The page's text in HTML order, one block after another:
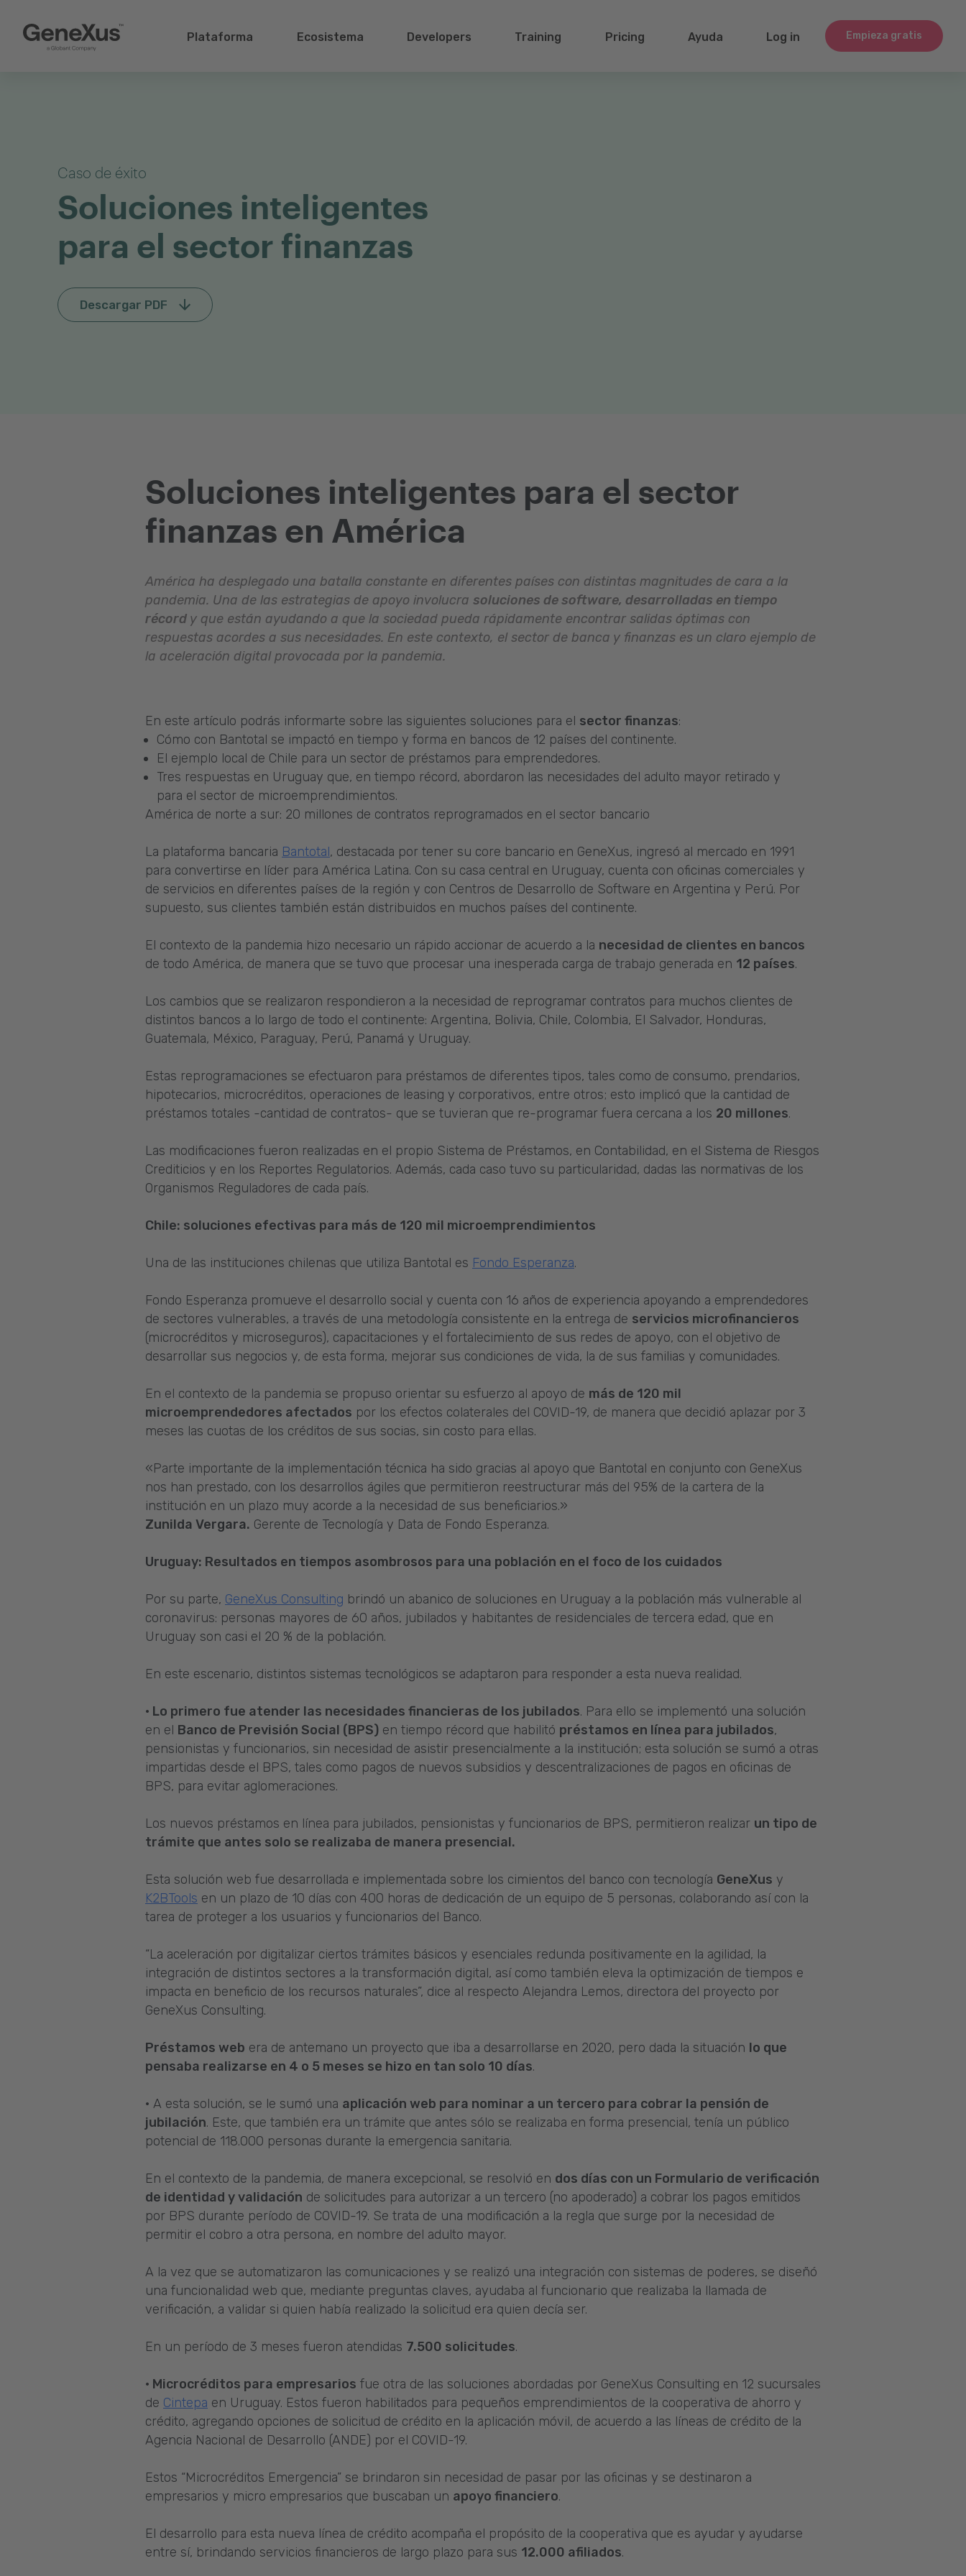
Empieza gratis
Plataforma Ecosistema Developers Training Pricing Ayuda Log in
Caso de éxito
Soluciones inteligentes
para el sector finanzas
Descargar PDF
Soluciones inteligentes para el sector
finanzas en América
América ha desplegado una batalla constante en diferentes países con distintas magnitudes de cara a la
pandemia. Una de las estrategias de apoyo involucra soluciones de software, desarrolladas en tiempo
récord y que están ayudando a que la sociedad pueda rápidamente encontrar salidas óptimas con
respuestas acordes a sus necesidades. En este contexto, el sector de banca y finanzas es un claro ejemplo de
la aceleración digital provocada por la pandemia.
En este artículo podrás informarte sobre las siguientes soluciones para el sector finanzas:
Cómo con Bantotal se impactó en tiempo y forma en bancos de 12 países del continente.
El ejemplo local de Chile para un sector de préstamos para emprendedores.
Tres respuestas en Uruguay que, en tiempo récord, abordaron las necesidades del adulto mayor retirado y
para el sector de microemprendimientos.
América de norte a sur: 20 millones de contratos reprogramados en el sector bancario
La plataforma bancaria Bantotal, destacada por tener su core bancario en GeneXus, ingresó al mercado en 1991
para convertirse en líder para América Latina. Con su casa central en Uruguay, cuenta con oficinas comerciales y
de servicios en diferentes países de la región y con Centros de Desarrollo de Software en Argentina y Perú. Por
supuesto, sus clientes también están distribuidos en muchos países del continente.
El contexto de la pandemia hizo necesario un rápido accionar de acuerdo a la necesidad de clientes en bancos
de todo América, de manera que se tuvo que procesar una inesperada carga de trabajo generada en 12 países.
Los cambios que se realizaron respondieron a la necesidad de reprogramar contratos para muchos clientes de
distintos bancos a lo largo de todo el continente: Argentina, Bolivia, Chile, Colombia, El Salvador, Honduras,
Guatemala, México, Paraguay, Perú, Panamá y Uruguay.
Estas reprogramaciones se efectuaron para préstamos de diferentes tipos, tales como de consumo, prendarios,
hipotecarios, microcréditos, operaciones de leasing y corporativos, entre otros; esto implicó que la cantidad de
préstamos totales -cantidad de contratos- que se tuvieran que re-programar fuera cercana a los 20 millones.
Las modificaciones fueron realizadas en el propio Sistema de Préstamos, en Contabilidad, en el Sistema de Riesgos
Crediticios y en los Reportes Regulatorios. Además, cada caso tuvo su particularidad, dadas las normativas de los
Organismos Reguladores de cada país.
Chile: soluciones efectivas para más de 120 mil microemprendimientos
Una de las instituciones chilenas que utiliza Bantotal es Fondo Esperanza.
Fondo Esperanza promueve el desarrollo social y cuenta con 16 años de experiencia apoyando a emprendedores
de sectores vulnerables, a través de una metodología consistente en la entrega de servicios microfinancieros
(microcréditos y microseguros), capacitaciones y el fortalecimiento de sus redes de apoyo, con el objetivo de
desarrollar sus negocios y, de esta forma, mejorar sus condiciones de vida, la de sus familias y comunidades.
En el contexto de la pandemia se propuso orientar su esfuerzo al apoyo de más de 120 mil
microemprendedores afectados por los efectos colaterales del COVID-19, de manera que decidió aplazar por 3
meses las cuotas de los créditos de sus socias, sin costo para ellas.
«Parte importante de la implementación técnica ha sido gracias al apoyo que Bantotal en conjunto con GeneXus
nos han prestado, con los desarrollos ágiles que permitieron reestructurar más del 95% de la cartera de la
institución en un plazo muy acorde a la necesidad de sus beneficiarios.»
Zunilda Vergara. Gerente de Tecnología y Data de Fondo Esperanza.
Uruguay: Resultados en tiempos asombrosos para una población en el foco de los cuidados
Por su parte, GeneXus Consulting brindó un abanico de soluciones en Uruguay a la población más vulnerable al
coronavirus: personas mayores de 60 años, jubilados y habitantes de residenciales de tercera edad, que en
Uruguay son casi el 20 % de la población.
En este escenario, distintos sistemas tecnológicos se adaptaron para responder a esta nueva realidad.
· Lo primero fue atender las necesidades financieras de los jubilados. Para ello se implementó una solución
en el Banco de Previsión Social (BPS) en tiempo récord que habilitó préstamos en línea para jubilados,
pensionistas y funcionarios, sin necesidad de asistir presencialmente a la institución; esta solución se sumó a otras
impartidas desde el BPS, tales como pagos de nuevos subsidios y descentralizaciones de pagos en oficinas de
BPS, para evitar aglomeraciones.
Los nuevos préstamos en línea para jubilados, pensionistas y funcionarios de BPS, permitieron realizar un tipo de
trámite que antes solo se realizaba de manera presencial.
Esta solución web fue desarrollada e implementada sobre los cimientos del banco con tecnología GeneXus y
K2BTools en un plazo de 10 días con 400 horas de dedicación de un equipo de 5 personas, colaborando así con la
tarea de proteger a los usuarios y funcionarios del Banco.
“La aceleración por digitalizar ciertos trámites básicos y esenciales redunda positivamente en la agilidad, la
integración de distintos sectores a la transformación digital, así como también eleva la optimización de tiempos e
impacta en beneficio de los recursos naturales”, dice al respecto Alejandra Lemos, directora del proyecto por
GeneXus Consulting.
Préstamos web era de antemano un proyecto que iba a desarrollarse en 2020, pero dada la situación lo que
pensaba realizarse en 4 o 5 meses se hizo en tan solo 10 días.
· A esta solución, se le sumó una aplicación web para nominar a un tercero para cobrar la pensión de
jubilación. Este, que también era un trámite que antes sólo se realizaba en forma presencial, tenía un público
potencial de 118.000 personas durante la emergencia sanitaria.
En el contexto de la pandemia, de manera excepcional, se resolvió en dos días con un Formulario de verificación
de identidad y validación de solicitudes para autorizar a un tercero (no apoderado) a cobrar los pagos emitidos
por BPS durante período de COVID-19. Se trata de una modificación a la regla que surge por la necesidad de
permitir el cobro a otra persona, en nombre del adulto mayor.
A la vez que se automatizaron las comunicaciones y se realizó una integración con sistemas de poderes, se diseñó
una funcionalidad web que, mediante preguntas claves, ayudaba al funcionario que realizaba la llamada de
verificación, a validar si quien había realizado la solicitud era quien decía ser.
En un período de 3 meses fueron atendidas 7.500 solicitudes.
· Microcréditos para empresarios fue otra de las soluciones abordadas por GeneXus Consulting en 12 sucursales
de Cintepa en Uruguay. Estos fueron habilitados para pequeños emprendimientos de la cooperativa de ahorro y
crédito, agregando opciones de solicitud de crédito en la aplicación móvil, de acuerdo a las líneas de crédito de la
Agencia Nacional de Desarrollo (ANDE) por el COVID-19.
Estos “Microcréditos Emergencia” se brindaron sin necesidad de pasar por las oficinas y se destinaron a
empresarios y micro empresarios que buscaban un apoyo financiero.
El desarrollo para esta nueva línea de crédito acompaña el propósito de la cooperativa que es ayudar y ayudarse
entre sí, brindando servicios financieros de largo plazo para sus 12.000 afiliados.